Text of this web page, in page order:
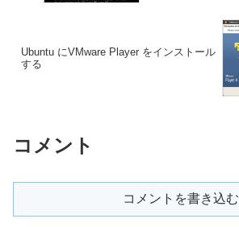
Ubuntu にVMware Player をインストール
する
コメント
コメントを書き込む